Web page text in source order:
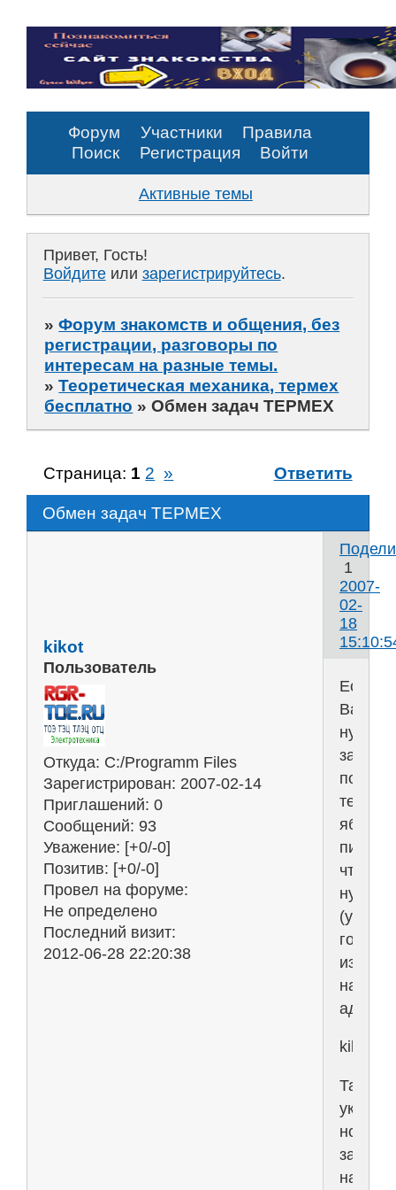
Форум Участники
Правила
Поиск
Регистрация Войти
Активные темы
Привет, Гость!
Войдитеили зарегистрируйтесь.
»Форум знакомств и общения, без
регистрации, разговоры по
интересам на разные темы.
»Теоретическая механика, термех
бесплатно »Обмен задач ТЕРМЕХ
Обмен задач ТЕРМЕХ
Страница: 1 2 » Ответить
1
2007-
02-
18
kikot
Пользователь
Откуда: C:/Programm Files
Зарегистрирован: 2007-02-14
Приглашений: 0
Сообщений: 93
Уважение: [+0/-0]
Позитив: [+0/-0]
Провел на форуме:
Не определено
Последний визит:
2012-06-28 22:20:38
Если
Вам
нужна
задача
по
пишите
что
нужно
год
на
адрес
Также
номера
задач
на